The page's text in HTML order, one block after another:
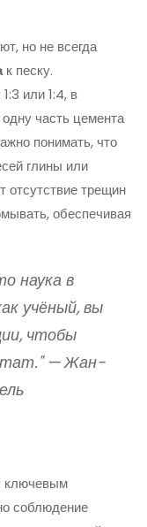
но не всегда
к песку.
или 1:4, в
часть цемента
понимать, что
глины или
отсутствие трещин
обеспечивая
наука в
учёный, вы
чтобы
— Жан-
ключевым
соблюдение